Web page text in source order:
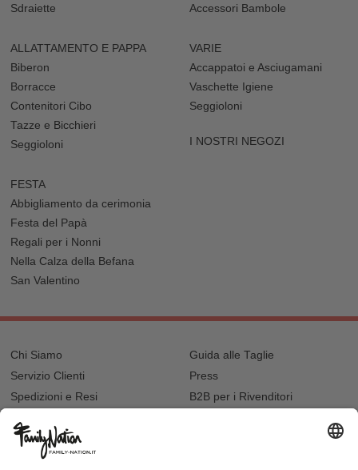
Sdraiette
Accessori Bambole
ALLATTAMENTO E PAPPA
Biberon
Borracce
Contenitori Cibo
Tazze e Bicchieri
Seggioloni
VARIE
Accappatoi e Asciugamani
Vaschette Igiene
Seggioloni
I NOSTRI NEGOZI
FESTA
Abbigliamento da cerimonia
Festa del Papà
Regali per i Nonni
Nella Calza della Befana
San Valentino
Chi Siamo
Servizio Clienti
Spedizioni e Resi
Recupero password?
Lista regalo e nascita
Guida alle Taglie
Press
B2B per i Rivenditori